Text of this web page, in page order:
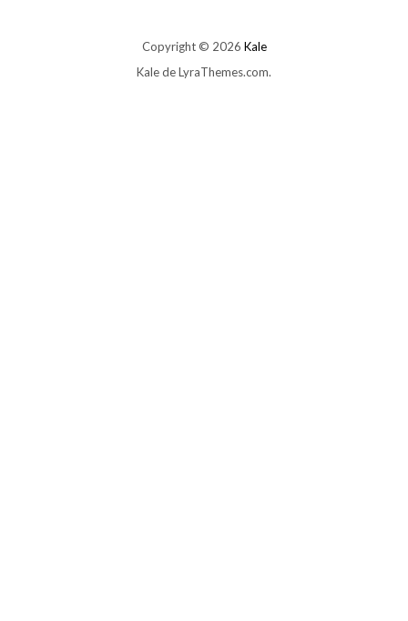
Copyright © 2026 Kale
Kalede LyraThemes.com.